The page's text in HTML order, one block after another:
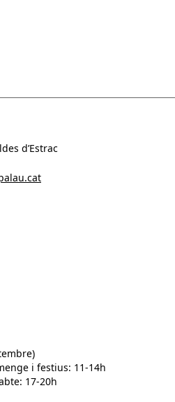
d’Estrac
i festius: 11-14h
17-20h